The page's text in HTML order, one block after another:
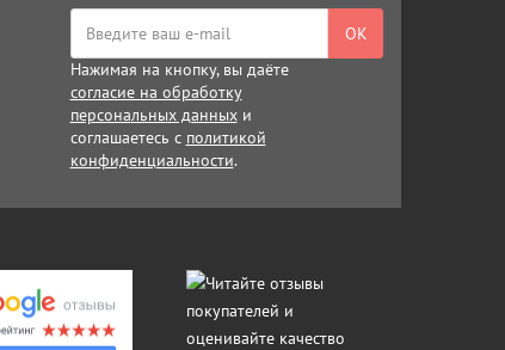
ОК
Нажимая на кнопку, вы даёте
согласие на обработку
персональных данныхи
соглашаетесь с политикой
конфиденциальности.